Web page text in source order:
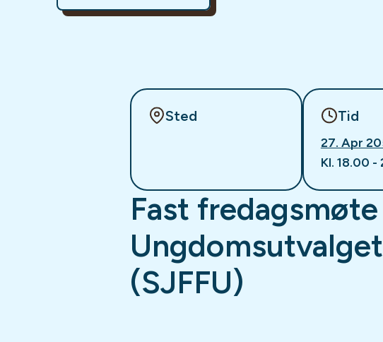
Sted Tid
27. Apr
Kl. 18.00 -
Fast
(SJFFU)